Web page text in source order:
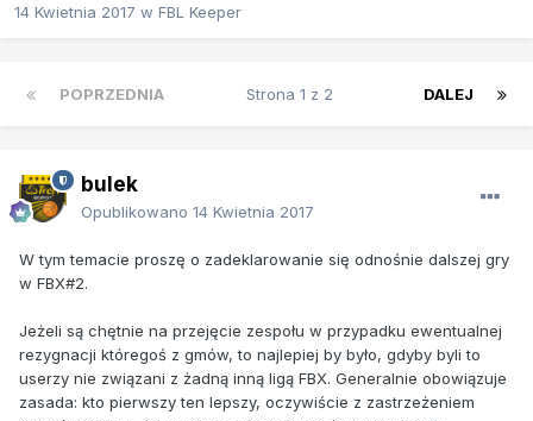
14 Kwietnia 2017 w FBL Keeper
POPRZEDNIA DALEJ
Strona 1 z 2
bulek
Opublikowano 14 Kwietnia 2017
W tym temacie proszę o zadeklarowanie się odnośnie dalszej gry
w FBX#2.
Jeżeli są chętnie na przejęcie zespołu w przypadku ewentualnej
rezygnacji któregoś z gmów, to najlepiej by było, gdyby byli to
userzy nie związani z żadną inną ligą FBX. Generalnie obowiązuje
zasada: kto pierwszy ten lepszy, oczywiście z zastrzeżeniem